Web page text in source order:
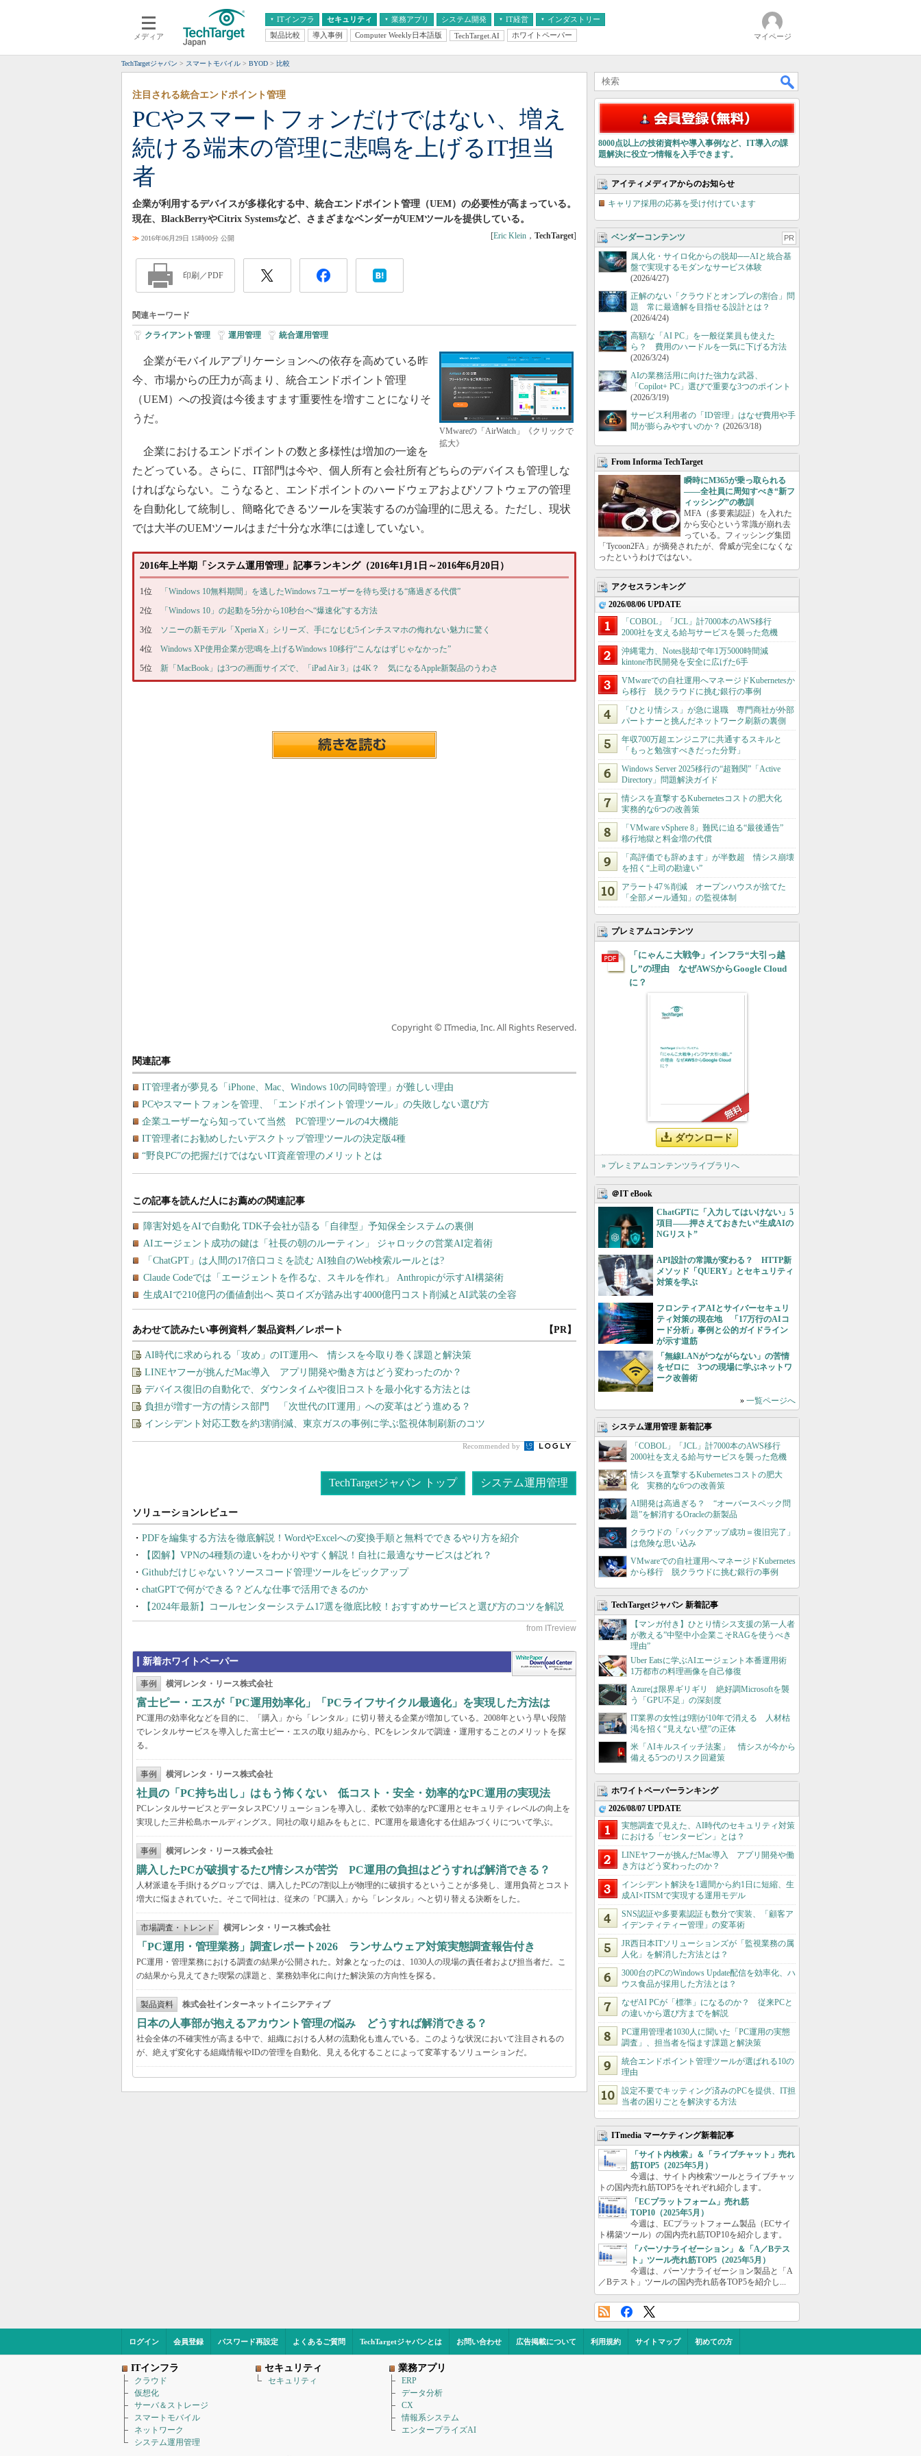
メディア
ITインフラ
クラウド
スマートモバイル
ネットワーク
システム運用管理
セキュリティ 業務アプリ
エンタープライズAI
ERP
CX
情報系システム
システム開発 IT経営
経営とIT
インダストリー
医療IT
製品比較 導入事例 Computer Weekly日本語版 TechTarget.AI ホワイトペーパー マイページ
TechTargetジャパン スマートモバイル BYOD 比較
PCやスマートフォンだけではない、増え
続ける端末の管理に悲鳴を上げるIT担当
者
注目される統合エンドポイント管理
企業が利用するデバイスが多様化する中、統合エンドポイント管理（UEM）の必要性が高まっている。
現在、BlackBerryやCitrix Systemsなど、さまざまなベンダーがUEMツールを提供している。
≫ 2016年06月29日 15時00分 公開 [Eric Klein ， TechTarget]
印刷／PDF
関連キーワード
クライアント管理 運用管理 統合運用管理
VMwareの「AirWatch」《クリックで
拡大》
企業がモバイルアプリケーションへの依存を高めている昨
今、市場からの圧力が高まり、統合エンドポイント管理
（UEM）への投資は今後ますます重要性を増すことになりそ
うだ。
企業におけるエンドポイントの数と多様性は増加の一途を
たどっている。さらに、IT部門は今や、個人所有と会社所有どちらのデバイスも管理しな
ければならない。こうなると、エンドポイントのハードウェアおよびソフトウェアの管理
を自動化して統制し、簡略化できるツールを実装するのが論理的に思える。ただし、現状
では大半のUEMツールはまだ十分な水準には達していない。
2016年上半期「システム運用管理」記事ランキング（2016年1月1日～2016年6月20日）
1位
「Windows 10無料期間」を逃したWindows 7ユーザーを待ち受ける“痛過ぎる代償”
2位
「Windows 10」の起動を5分から10秒台へ“爆速化”する方法
3位 ソニーの新モデル「Xperia X」シリーズ、手になじむ5インチスマホの侮れない魅力に驚く
4位 Windows XP使用企業が悲鳴を上げるWindows 10移行“こんなはずじゃなかった”
5位 新「MacBook」は3つの画面サイズで、「iPad Air 3」は4K？ 気になるApple新製品のうわさ
Copyright © ITmedia, Inc. All Rights Reserved.
関連記事
IT管理者が夢見る「iPhone、Mac、Windows 10の同時管理」が難しい理由
PCやスマートフォンを管理、「エンドポイント管理ツール」の失敗しない選び方
企業ユーザーなら知っていて当然 PC管理ツールの4大機能
IT管理者にお勧めしたいデスクトップ管理ツールの決定版4種
“野良PC”の把握だけではないIT資産管理のメリットとは
あわせて読みたい事例資料／製品資料／レポート 【PR】
AI時代に求められる「攻め」のIT運用へ 情シスを今取り巻く課題と解決策
LINEヤフーが挑んだMac導入 アプリ開発や働き方はどう変わったのか？
デバイス復旧の自動化で、ダウンタイムや復旧コストを最小化する方法とは
負担が増す一方の情シス部門 「次世代のIT運用」への変革はどう進める？
インシデント対応工数を約3割削減、東京ガスの事例に学ぶ監視体制刷新のコツ
Recommended by
TechTargetジャパン トップ システム運用管理
PDFを編集する方法を徹底解説！WordやExcelへの変換手順と無料でできるやり方を紹介
【図解】VPNの4種類の違いをわかりやすく解説！自社に最適なサービスはどれ？
Githubだけじゃない？ソースコード管理ツールをピックアップ
chatGPTで何ができる？どんな仕事で活用できるのか
【2024年最新】コールセンターシステム17選を徹底比較！おすすめサービスと選び方のコツを解説
新着ホワイトペーパー
事例 横河レンタ・リース株式会社
富士ピー・エスが「PC運用効率化」「PCライフサイクル最適化」を実現した方法は
PC運用の効率化などを目的に、「購入」から「レンタル」に切り替える企業が増加している。2008年という早い段階
でレンタルサービスを導入した富士ピー・エスの取り組みから、PCをレンタルで調達・運用することのメリットを探
る。
事例 横河レンタ・リース株式会社
社員の「PC持ち出し」はもう怖くない 低コスト・安全・効率的なPC運用の実現法
PCレンタルサービスとデータレスPCソリューションを導入し、柔軟で効率的なPC運用とセキュリティレベルの向上を
実現した三井松島ホールディングス。同社の取り組みをもとに、PC運用を最適化する仕組みづくりについて学ぶ。
事例 横河レンタ・リース株式会社
購入したPCが破損するたび情シスが苦労 PC運用の負担はどうすれば解消できる？
人材派遣を手掛けるグロップでは、購入したPCの7割以上が物理的に破損するということが多発し、運用負荷とコスト
増大に悩まされていた。そこで同社は、従来の「PC購入」から「レンタル」へと切り替える決断をした。
市場調査・トレンド 横河レンタ・リース株式会社
「PC運用・管理業務」調査レポート2026 ランサムウェア対策実態調査報告付き
PC運用・管理業務における調査の結果が公開された。対象となったのは、1030人の現場の責任者および担当者だ。こ
の結果から見えてきた喫緊の課題と、業務効率化に向けた解決策の方向性を探る。
製品資料 株式会社インターネットイニシアティブ
日本の人事部が抱えるアカウント管理の悩み どうすれば解消できる？
社会全体の不確実性が高まる中で、組織における人材の流動化も進んでいる。このような状況において注目されるの
が、絶えず変化する組織情報やIDの管理を自動化、見える化することによって変革するソリューションだ。
8000点以上の技術資料や導入事例など、IT導入の課
題解決に役立つ情報を入手できます。
アイティメディアからのお知らせ
キャリア採用の応募を受け付けています
ベンダーコンテンツ PR
属人化・サイロ化からの脱却──AIと統合基
盤で実現するモダンなサービス体験
(2026/4/27)
正解のない「クラウドとオンプレの割合」問
題 常に最適解を目指せる設計とは？
(2026/4/24)
高額な「AI PC」を一般従業員も使えた
ら？ 費用のハードルを一気に下げる方法
(2026/3/24)
AIの業務活用に向けた強力な武器、
「Copilot+ PC」選びで重要な3つのポイント
(2026/3/19)
サービス利用者の「ID管理」はなぜ費用や手
間が膨らみやすいのか？ (2026/3/18)
From Informa TechTarget
瞬時にM365が乗っ取られる
――全社員に周知すべき“新フ
ィッシング”の教訓
MFA（多要素認証）を入れた
から安心という常識が崩れ去
っている。フィッシング集団
「Tycoon2FA」が摘発されたが、脅威が完全になくな
ったというわけではない。
アクセスランキング
2026/08/06 UPDATE
「COBOL」「JCL」計7000本のAWS移行
2000社を支える給与サービスを襲った危機
沖縄電力、Notes脱却で年1万5000時間減
kintone市民開発を安全に広げた6手
VMwareでの自社運用へマネージドKubernetesか
ら移行 脱クラウドに挑む銀行の事例
「ひとり情シス」が急に退職 専門商社が外部
パートナーと挑んだネットワーク刷新の裏側
年収700万超エンジニアに共通するスキルと
「もっと勉強すべきだった分野」
Windows Server 2025移行の“超難関”「Active
Directory」問題解決ガイド
情シスを直撃するKubernetesコストの肥大化
実務的な6つの改善策
「VMware vSphere 8」難民に迫る“最後通告”
移行地獄と料金増の代償
「高評価でも辞めます」が半数超 情シス崩壊
を招く“上司の勘違い”
アラート47％削減 オープンハウスが捨てた
「全部メール通知」の監視体制
プレミアムコンテンツ
「にゃんこ大戦争」インフラ“大引っ越
し”の理由 なぜAWSからGoogle Cloud
に？
ダウンロード
» プレミアムコンテンツライブラリへ
＠IT eBook
ChatGPTに「入力してはいけない」5
項目――押さえておきたい“生成AIの
NGリスト”
API設計の常識が変わる？ HTTP新
メソッド「QUERY」とセキュリティ
対策を学ぶ
フロンティアAIとサイバーセキュリ
ティ対策の現在地 「17万行のAIコ
ード分析」事例と公的ガイドライン
が示す道筋
「無線LANがつながらない」の苦情
をゼロに 3つの現場に学ぶネットワ
ーク改善術
» 一覧ページへ
システム運用管理 新着記事
「COBOL」「JCL」計7000本のAWS移行
2000社を支える給与サービスを襲った危機
情シスを直撃するKubernetesコストの肥大
化 実務的な6つの改善策
AI開発は高過ぎる？ “オーバースペック問
題”を解消するOracleの新製品
クラウドの「バックアップ成功＝復旧完了」
は危険な思い込み
VMwareでの自社運用へマネージドKubernetes
から移行 脱クラウドに挑む銀行の事例
TechTargetジャパン 新着記事
【マンガ付き】ひとり情シス支援の第一人者
が教える”中堅中小企業こそRAGを使うべき
理由”
Uber Eatsに学ぶAIエージェント本番運用術
1万都市の料理画像を自己修復
Azureは限界ギリギリ 絶好調Microsoftを襲
う「GPU不足」の深刻度
IT業界の女性は9割が10年で消える 人材枯
渇を招く“見えない壁”の正体
米「AIキルスイッチ法案」 情シスが今から
備える5つのリスク回避策
ホワイトペーパーランキング
2026/08/07 UPDATE
実態調査で見えた、AI時代のセキュリティ対策
における「センターピン」とは？
LINEヤフーが挑んだMac導入 アプリ開発や働
き方はどう変わったのか？
インシデント解決を1週間から約1日に短縮、生
成AI×ITSMで実現する運用モデル
SNS認証や多要素認証も数分で実装、「顧客ア
イデンティティー管理」の変革術
JR西日本ITソリューションズが「監視業務の属
人化」を解消した方法とは？
3000台のPCのWindows Update配信を効率化、ハ
ウス食品が採用した方法とは？
なぜAI PCが「標準」になるのか？ 従来PCと
の違いから選び方までを解説
PC運用管理者1030人に聞いた「PC運用の実態
調査」、担当者を悩ます課題と解決策
統合エンドポイント管理ツールが選ばれる10の
理由
設定不要でキッティング済みのPCを提供、IT担
当者の困りごとを解決する方法
ITmedia マーケティング新着記事
「サイト内検索」＆「ライブチャット」売れ
筋TOP5（2025年5月）
今週は、サイト内検索ツールとライブチャッ
トの国内売れ筋TOP5をそれぞれ紹介します。
「ECプラットフォーム」売れ筋
TOP10（2025年5月）
今週は、ECプラットフォーム製品（ECサイ
ト構築ツール）の国内売れ筋TOP10を紹介します。
「パーソナライゼーション」＆「A／Bテス
ト」ツール売れ筋TOP5（2025年5月）
今週は、パーソナライゼーション製品と「A
／Bテスト」ツールの国内売れ筋各TOP5を紹介し...
ログイン 会員登録 パスワード再設定 よくあるご質問 TechTargetジャパンとは お問い合わせ 広告掲載について 利用規約 サイトマップ 初めての方
ITインフラ
クラウド
仮想化
サーバ＆ストレージ
スマートモバイル
ネットワーク
システム運用管理
セキュリティ
セキュリティ
業務アプリ
ERP
データ分析
CX
情報系システム
エンタープライズAI